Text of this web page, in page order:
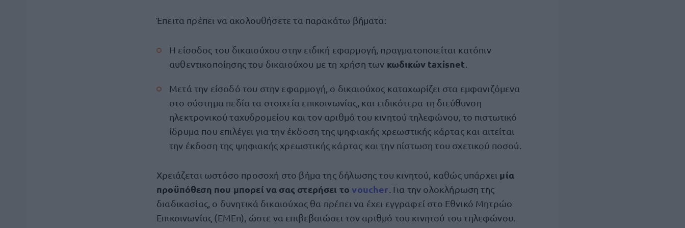
Έπειτα πρέπει να ακολουθήσετε τα παρακάτω βήματα:
Η είσοδος του δικαιούχου στην ειδική εφαρμογή, πραγματοποιείται κατόπιν
αυθεντικοποίησης του δικαιούχου με τη χρήση των κωδικών taxisnet
Μετά την είσοδό του στην εφαρμογή, ο δικαιούχος καταχωρίζει στα εμφανιζόμενα
στο σύστημα πεδία τα στοιχεία επικοινωνίας, και ειδικότερα τη διεύθυνση
ηλεκτρονικού ταχυδρομείου και τον αριθμό του κινητού τηλεφώνου, το πιστωτικό
ίδρυμα που επιλέγει για την έκδοση της ψηφιακής χρεωστικής κάρτας και αιτείται
την έκδοση της ψηφιακής χρεωστικής κάρτας και την πίστωση του σχετικού ποσού.
Χρειάζεται ωστόσο προσοχή στο βήμα της δήλωσης του κινητού, καθώς υπάρχει μία
προϋπόθεση που μπορεί να σας στερήσει τοvoucher . Για την ολοκλήρωση της
διαδικασίας, ο δυνητικά δικαιούχος θα πρέπει να έχει εγγραφεί στο Εθνικό Μητρώο
Επικοινωνίας (ΕΜΕπ), ώστε να επιβεβαιώσει τον αριθμό του κινητού του τηλεφώνου.